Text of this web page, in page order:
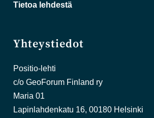
Tietoa lehdestä
Yhteystiedot
Positio-lehti
c/o GeoForum Finland ry
Maria 01
Lapinlahdenkatu 16, 00180 Helsinki